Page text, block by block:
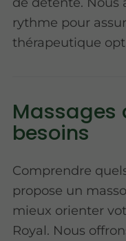
rythme pour
thérapeutique
Massages
besoins
Comprendre
propose un
mieux orienter
Royal. Nous